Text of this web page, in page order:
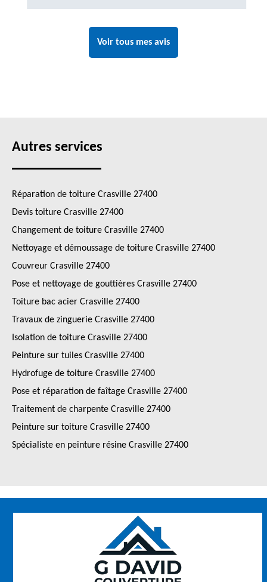
Voir tous mes avis
Autres services
Réparation de toiture Crasville 27400
Devis toiture Crasville 27400
Changement de toiture Crasville 27400
Nettoyage et démoussage de toiture Crasville 27400
Couvreur Crasville 27400
Pose et nettoyage de gouttières Crasville 27400
Toiture bac acier Crasville 27400
Travaux de zinguerie Crasville 27400
Isolation de toiture Crasville 27400
Peinture sur tuiles Crasville 27400
Hydrofuge de toiture Crasville 27400
Pose et réparation de faîtage Crasville 27400
Traitement de charpente Crasville 27400
Peinture sur toiture Crasville 27400
Spécialiste en peinture résine Crasville 27400